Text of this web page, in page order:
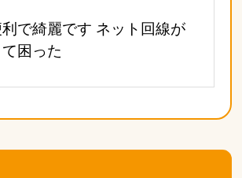
で綺麗です ネット回線が
困った